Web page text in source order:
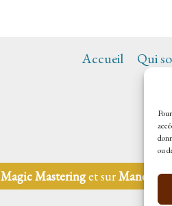
ou
Accueil Qui
Magic Masteringet surMandalia